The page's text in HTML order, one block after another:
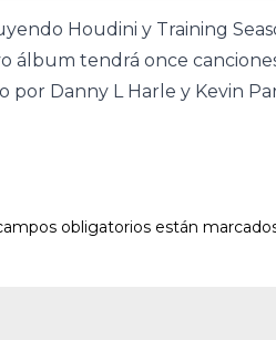
Houdini y Training
álbum tendrá once
por Danny L Harle y Kevin
obligatorios están